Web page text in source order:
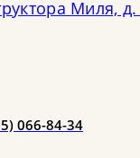
Миля, д.
066-84-34